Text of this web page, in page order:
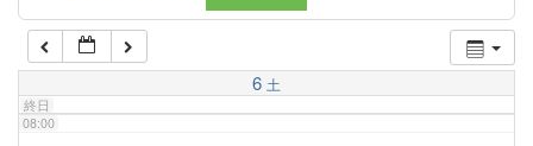
6 土
終日
07:00
08:00